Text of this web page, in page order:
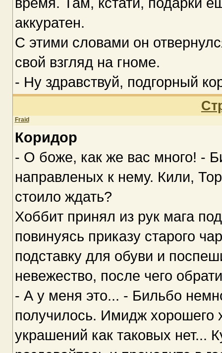
аккуратен.
С этими словами он
свой взгляд на гноме.
- Ну здравствуй, подгорный
Fraid
Коридор
- О боже, как же вас много! -
направленых к нему. Кили,
стоило ждать?
Хоббит принял из рук мага
повинуясь приказу старого
подставку для обуви и
невежество, после чего
- А у меня это... - Бильбо
получилось. Имидж хорошего
украшений как таковых нет...